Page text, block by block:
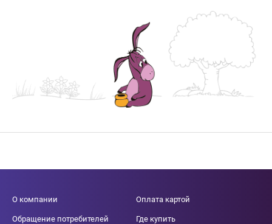
О компании
Обращение потребителей
Оплата картой
Где купить